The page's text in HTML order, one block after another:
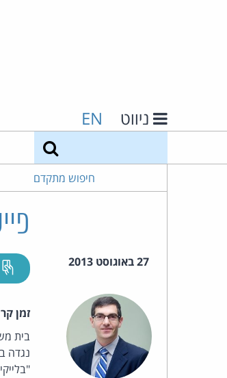
ניווט EN
חיפוש מתקדם
27 באוגוסט 2013
זמן
בית